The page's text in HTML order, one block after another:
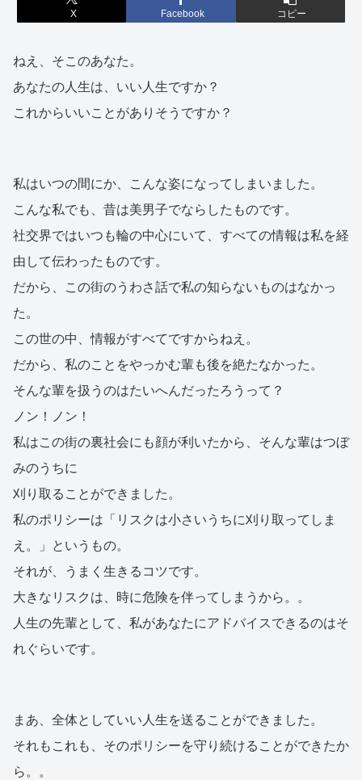
X Facebook コピー
ねえ、そこのあなた。
あなたの人生は、いい人生ですか？
これからいいことがありそうですか？
私はいつの間にか、こんな姿になってしまいました。
こんな私でも、昔は美男子でならしたものです。
社交界ではいつも輪の中心にいて、すべての情報は私を経
由して伝わったものです。
だから、この街のうわさ話で私の知らないものはなかっ
た。
この世の中、情報がすべてですからねえ。
だから、私のことをやっかむ輩も後を絶たなかった。
そんな輩を扱うのはたいへんだったろうって？
ノン！ノン！
私はこの街の裏社会にも顔が利いたから、そんな輩はつぼ
みのうちに
刈り取ることができました。
私のポリシーは「リスクは小さいうちに刈り取ってしま
え。」というもの。
それが、うまく生きるコツです。
大きなリスクは、時に危険を伴ってしまうから。。
人生の先輩として、私があなたにアドバイスできるのはそ
れぐらいです。
まあ、全体としていい人生を送ることができました。
それもこれも、そのポリシーを守り続けることができたか
ら。。